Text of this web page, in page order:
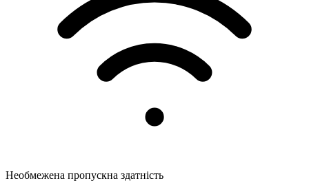
Необмежена пропускна здатність